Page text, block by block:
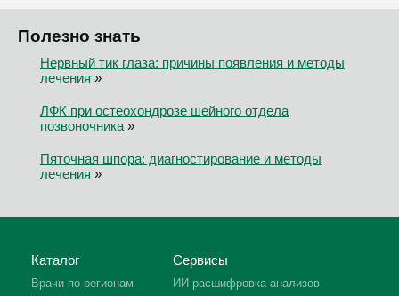
Полезно знать
Нервный тик глаза: причины появления и методы
лечения »
ЛФК при остеохондрозе шейного отдела
позвоночника»
Пяточная шпора: диагностирование и методы
лечения »
Каталог
Врачи по регионам
Сервисы
ИИ-расшифровка анализов